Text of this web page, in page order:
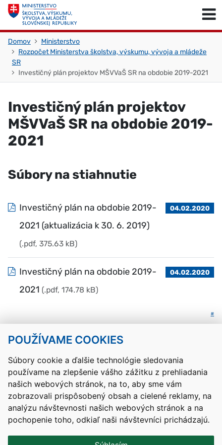
POUŽÍVAME COOKIES
Súbory cookie a ďalšie technológie sledovania
používame na zlepšenie vášho zážitku z prehliadania
našich webových stránok, na to, aby sme vám
zobrazovali prispôsobený obsah a cielené reklamy, na
analýzu návštevnosti našich webových stránok a na
pochopenie toho, odkiaľ naši návštevníci prichádzajú.
Skočiť na obsah
Domov
Ministerstvo
Rozpočet Ministerstva školstva, výskumu, vývoja a mládeže
SR
Investičný plán projektov MŠVVaŠ SR na obdobie 2019-2021
Investičný plán projektov
MŠVVaŠ SR na obdobie 2019-
2021
Súbory na stiahnutie
Investičný plán na obdobie 2019-
2021 (aktualizácia k 30. 6. 2019)
(.pdf, 375.63 kB)
04.02.2020
Investičný plán na obdobie 2019-
2021 (.pdf, 174.78 kB)
04.02.2020
#
Skočiť na začiatok stránky
Kontakty Mapa stránky RSS
Vyhlásenie o prístupnosti
Nastavenia cookies
Prevádzkovateľom služby je Ministerstvo školstva, výskumu,
vývoja a mládeže Slovenskej republiky.